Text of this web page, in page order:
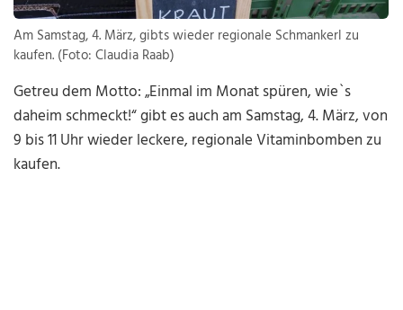
Am Samstag, 4. März, gibts wieder regionale Schmankerl zu
kaufen. (Foto: Claudia Raab)
Getreu dem Motto: „Einmal im Monat spüren, wie`s
daheim schmeckt!“ gibt es auch am Samstag, 4. März, von
9 bis 11 Uhr wieder leckere, regionale Vitaminbomben zu
kaufen.